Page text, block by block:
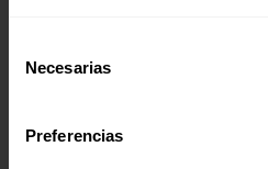
Necesarias
Preferencias
Preme